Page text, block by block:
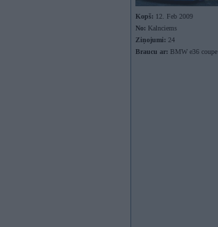
Kopš: 12. Feb 2009
No: Kalnciems
Ziņojumi: 24
Braucu ar: BMW e36 coupe